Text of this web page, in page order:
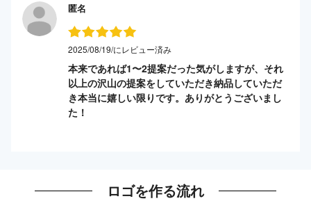
匿名
2025/08/19/にレビュー済み
本来であれば1〜2提案だった気がしますが、それ
以上の沢山の提案をしていただき納品していただ
き本当に嬉しい限りです。ありがとうございまし
た！
ロゴを作る流れ